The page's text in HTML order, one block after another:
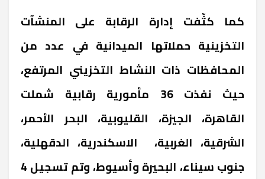
كما كثّفت إدارة الرقابة على المنشآت
التخزينية حملاتها الميدانية في عدد من
المحافظات ذات النشاط التخزيني المرتفع،
حيث نفذت 36 مأمورية رقابية شملت
القاهرة، الجيزة، القليوبية، البحر الأحمر،
الشرقية، الغربية، الاسكندرية، الدقهلية،
جنوب سيناء، البحيرة وأسيوط، وتم تسجيل 4